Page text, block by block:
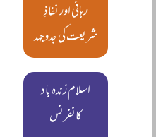
رہائی اور نفاذِ
شریعت کی جدوجہد
اسلام زندہ باد
کانفرنس